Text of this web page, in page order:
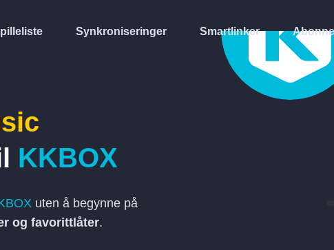
Synkroniseringer Smartlinker
KKBOX
uten å begynne på
og favorittlåter.